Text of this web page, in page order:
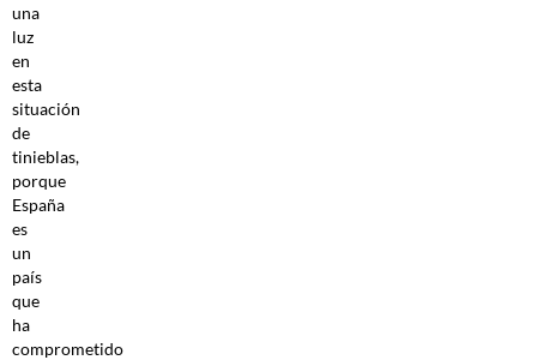
una
luz
en
esta
situación
de
tinieblas,
porque
España
es
un
país
que
ha
comprometido